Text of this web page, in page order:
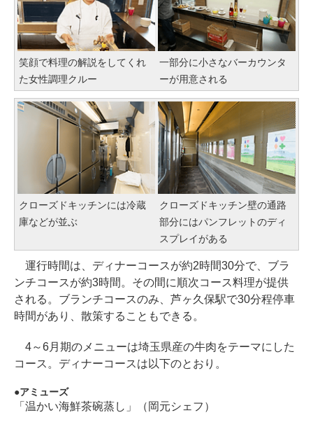
笑顔で料理の解説をしてくれ
た女性調理クルー
一部分に小さなバーカウンタ
ーが用意される
クローズドキッチンには冷蔵
庫などが並ぶ
クローズドキッチン壁の通路
部分にはパンフレットのディ
スプレイがある
運行時間は、ディナーコースが約2時間30分で、ブラ
ンチコースが約3時間。その間に順次コース料理が提供
される。ブランチコースのみ、芦ヶ久保駅で30分程停車
時間があり、散策することもできる。
4～6月期のメニューは埼玉県産の牛肉をテーマにした
コース。ディナーコースは以下のとおり。
アミューズ
「温かい海鮮茶碗蒸し」（岡元シェフ）